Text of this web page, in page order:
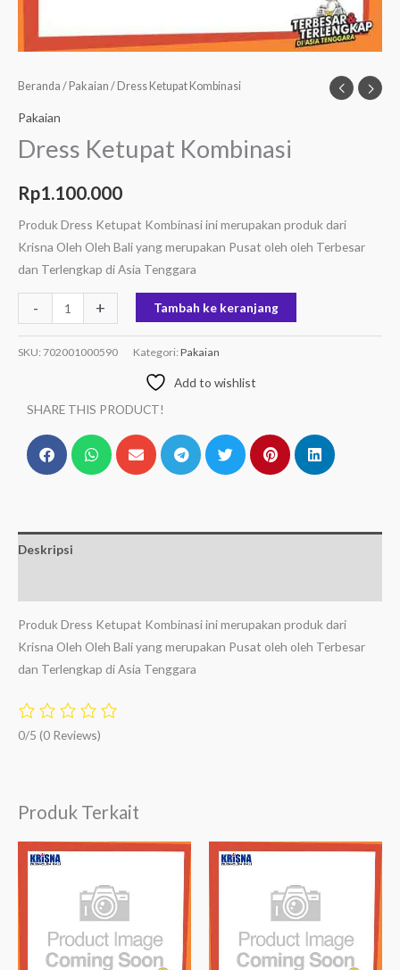
Beranda / Pakaian / Dress Ketupat Kombinasi
Pakaian
Dress Ketupat Kombinasi
Rp1.100.000
Produk Dress Ketupat Kombinasi ini merupakan produk dari
Krisna Oleh Oleh Bali yang merupakan Pusat oleh oleh Terbesar
dan Terlengkap di Asia Tenggara
- + Tambah ke keranjang
SKU: 702001000590 Kategori: Pakaian
Add to wishlist
SHARE THIS PRODUCT!
Deskripsi
Produk Dress Ketupat Kombinasi ini merupakan produk dari
Krisna Oleh Oleh Bali yang merupakan Pusat oleh oleh Terbesar
dan Terlengkap di Asia Tenggara
0/5 (0 Reviews)
Produk Terkait